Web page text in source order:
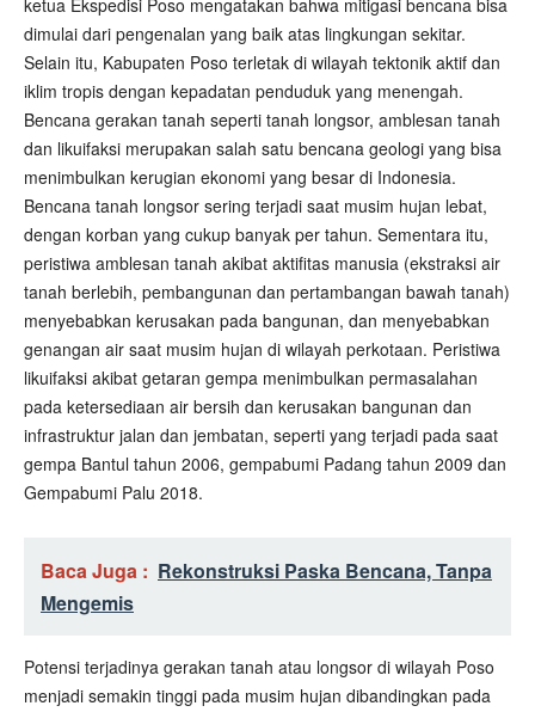
dimulai dari pengenalan yang baik atas lingkungan sekitar.
Selain itu, Kabupaten Poso terletak di wilayah tektonik aktif dan
iklim tropis dengan kepadatan penduduk yang menengah.
Bencana gerakan tanah seperti tanah longsor, amblesan tanah
dan likuifaksi merupakan salah satu bencana geologi yang bisa
menimbulkan kerugian ekonomi yang besar di Indonesia.
Bencana tanah longsor sering terjadi saat musim hujan lebat,
dengan korban yang cukup banyak per tahun. Sementara itu,
peristiwa amblesan tanah akibat aktifitas manusia (ekstraksi air
tanah berlebih, pembangunan dan pertambangan bawah tanah)
menyebabkan kerusakan pada bangunan, dan menyebabkan
genangan air saat musim hujan di wilayah perkotaan. Peristiwa
likuifaksi akibat getaran gempa menimbulkan permasalahan
pada ketersediaan air bersih dan kerusakan bangunan dan
infrastruktur jalan dan jembatan, seperti yang terjadi pada saat
gempa Bantul tahun 2006, gempabumi Padang tahun 2009 dan
Gempabumi Palu 2018.
Baca Juga : Rekonstruksi Paska Bencana, Tanpa
Mengemis
Potensi terjadinya gerakan tanah atau longsor di wilayah Poso
menjadi semakin tinggi pada musim hujan dibandingkan pada